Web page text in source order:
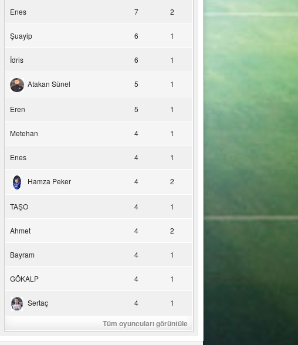
Enes 7 2
Şuayip 6 1
İdris 6 1
Atakan Sünel 5 1
Eren 5 1
Metehan 4 1
Enes 4 1
Hamza Peker 4 2
TAŞO 4 1
Ahmet 4 2
Bayram 4 1
GÖKALP 4 1
Sertaç 4 1
Tüm oyuncuları görüntüle